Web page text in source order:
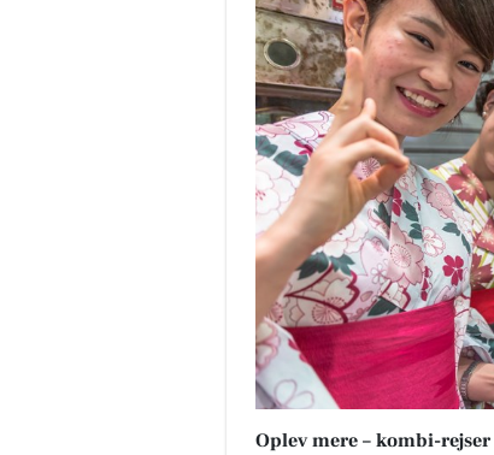
Oplev mere – kombi-rejser